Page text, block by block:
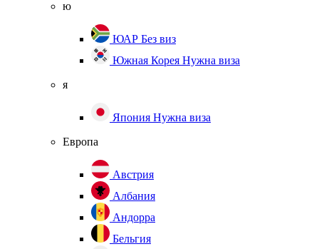
ю
ЮАР Без виз
Южная Корея Нужна виза
я
Япония Нужна виза
Европа
Австрия
Албания
Андорра
Бельгия